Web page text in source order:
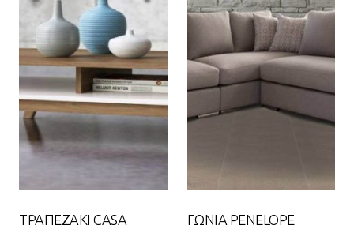
ΤΡΑΠΕΖΑΚΙ CASA ΓΩΝΙΑ PENELOPE